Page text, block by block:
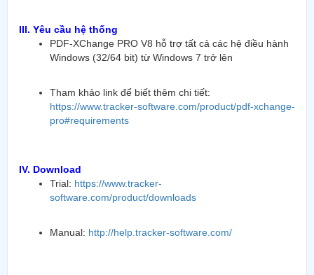
III. Yêu cầu hệ thống
PDF-XChange PRO V8 hỗ trợ tất cả các hệ điều hành
Windows (32/64 bit) từ Windows 7 trở lên
Tham khảo link để biết thêm chi tiết:
https://www.tracker-software.com/product/pdf-xchange-
pro#requirements
IV. Download
Trial: https://www.tracker-
software.com/product/downloads
Manual: http://help.tracker-software.com/